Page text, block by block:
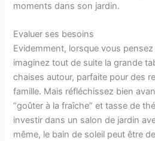
moments dans son jardin.
Evaluer ses besoins
Evidemment, lorsque vous
imaginez tout de suite la grande
chaises autour, parfaite pour des
famille. Mais réfléchissez bien
“goûter à la fraîche” et tasse de
investir dans un salon de jardin
même, le bain de soleil peut être